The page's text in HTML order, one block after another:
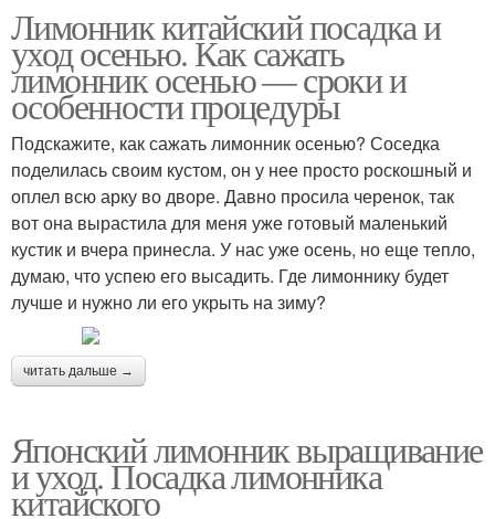
Лимонник китайский посадка и
уход осенью. Как сажать
лимонник осенью — сроки и
особенности процедуры
Подскажите, как сажать лимонник осенью? Соседка
поделилась своим кустом, он у нее просто роскошный и
оплел всю арку во дворе. Давно просила черенок, так
вот она вырастила для меня уже готовый маленький
кустик и вчера принесла. У нас уже осень, но еще тепло,
думаю, что успею его высадить. Где лимоннику будет
лучше и нужно ли его укрыть на зиму?
читать дальше →
Японский лимонник выращивание
и уход. Посадка лимонника
китайского